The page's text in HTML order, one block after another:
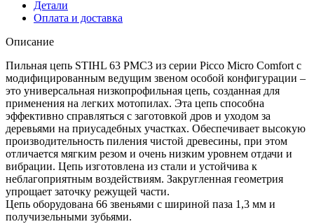
Детали
Оплата и доставка
Описание
Пильная цепь STIHL 63 PMC3 из серии Picco Micro Comfort с
модифицированным ведущим звеном особой конфигурации –
это универсальная низкопрофильная цепь, созданная для
применения на легких мотопилах. Эта цепь способна
эффективно справляться с заготовкой дров и уходом за
деревьями на приусадебных участках. Обеспечивает высокую
производительность пиления чистой древесины, при этом
отличается мягким резом и очень низким уровнем отдачи и
вибрации. Цепь изготовлена из стали и устойчива к
неблагоприятным воздействиям. Закругленная геометрия
упрощает заточку режущей части.
Цепь оборудована 66 звеньями с шириной паза 1,3 мм и
получизельными зубьями.